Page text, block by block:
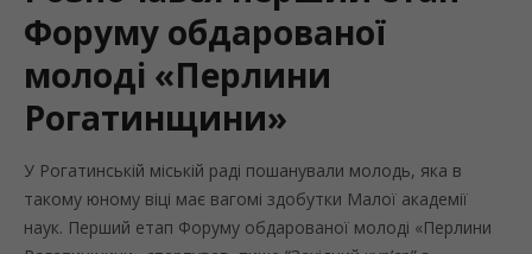
Форуму обдарованої
молоді «Перлини
Рогатинщини»
У Рогатинській міській раді пошанували молодь, яка в
такому юному віці має вагомі здобутки Малої академії
наук. Перший етап Форуму обдарованої молоді «Перлини